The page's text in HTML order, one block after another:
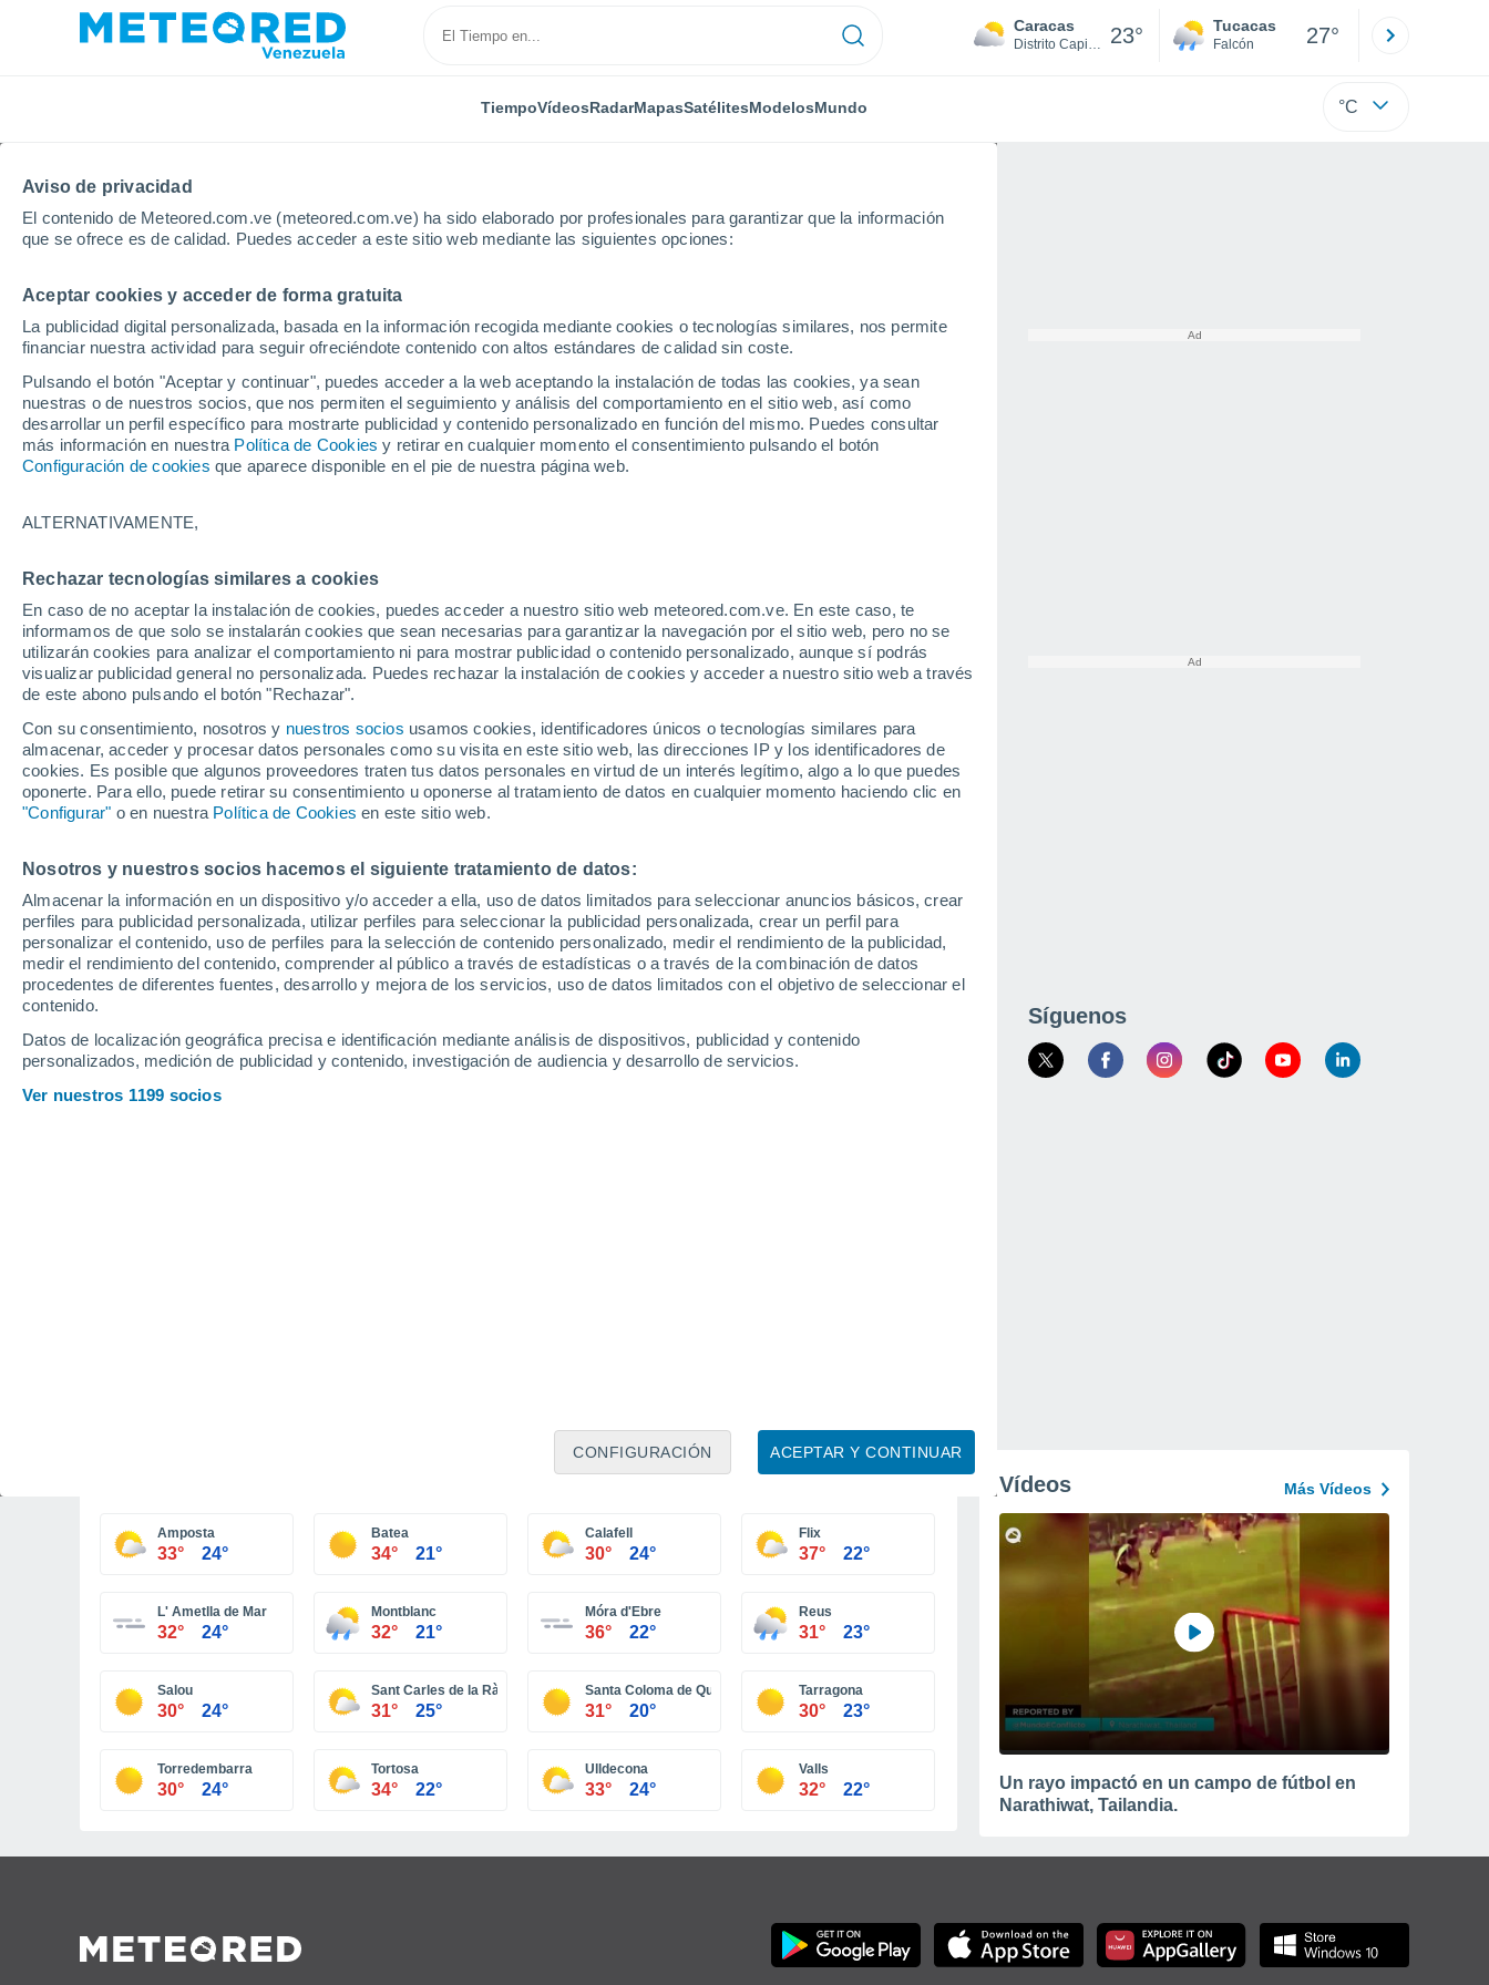
Aviso de privacidad
El contenido de Meteored.com.ve (meteored.com.ve) ha sido elaborado por profesionales para garantizar que la información
que se ofrece es de calidad. Puedes acceder a este sitio web mediante las siguientes opciones:
Aceptar cookies y acceder de forma gratuita
La publicidad digital personalizada, basada en la información recogida mediante cookies o tecnologías similares, nos permite
financiar nuestra actividad para seguir ofreciéndote contenido con altos estándares de calidad sin coste.
Pulsando el botón "Aceptar y continuar", puedes acceder a la web aceptando la instalación de todas las cookies, ya sean
nuestras o de nuestros socios, que nos permiten el seguimiento y análisis del comportamiento en el sitio web, así como
desarrollar un perfil específico para mostrarte publicidad y contenido personalizado en función del mismo. Puedes consultar
más información en nuestra Política de Cookies y retirar en cualquier momento el consentimiento pulsando el botón
Configuración de cookies que aparece disponible en el pie de nuestra página web.
ALTERNATIVAMENTE,
Rechazar tecnologías similares a cookies
En caso de no aceptar la instalación de cookies, puedes acceder a nuestro sitio web meteored.com.ve. En este caso, te
informamos de que solo se instalarán cookies que sean necesarias para garantizar la navegación por el sitio web, pero no se
utilizarán cookies para analizar el comportamiento ni para mostrar publicidad o contenido personalizado, aunque sí podrás
visualizar publicidad general no personalizada. Puedes rechazar la instalación de cookies y acceder a nuestro sitio web a través
de este abono pulsando el botón "Rechazar".
Con su consentimiento, nosotros y nuestros socios usamos cookies, identificadores únicos o tecnologías similares para
almacenar, acceder y procesar datos personales como su visita en este sitio web, las direcciones IP y los identificadores de
cookies. Es posible que algunos proveedores traten tus datos personales en virtud de un interés legítimo, algo a lo que puedes
oponerte. Para ello, puede retirar su consentimiento u oponerse al tratamiento de datos en cualquier momento haciendo clic en
"Configurar" o en nuestra Política de Cookies en este sitio web.
Nosotros y nuestros socios hacemos el siguiente tratamiento de datos:
Almacenar la información en un dispositivo y/o acceder a ella, uso de datos limitados para seleccionar anuncios básicos, crear
perfiles para publicidad personalizada, utilizar perfiles para seleccionar la publicidad personalizada, crear un perfil para
personalizar el contenido, uso de perfiles para la selección de contenido personalizado, medir el rendimiento de la publicidad,
medir el rendimiento del contenido, comprender al público a través de estadísticas o a través de la combinación de datos
procedentes de diferentes fuentes, desarrollo y mejora de los servicios, uso de datos limitados con el objetivo de seleccionar el
contenido.
Datos de localización geográfica precisa e identificación mediante análisis de dispositivos, publicidad y contenido
personalizados, medición de publicidad y contenido, investigación de audiencia y desarrollo de servicios.
Ver nuestros 1199 socios
ACEPTAR Y CONTINUAR
CONFIGURACIÓN
Caracas
Distrito Capital 23° Tucacas
Falcón 27°
TiempoVídeosRadarMapasSatélitesModelosMundo °C
Inicio España Cataluña Provincia de Tarragona
Tiempo en la Provincia de Tarragona
Hoy, 7 agosto Todo el día Símbolo
L' Ametlla de
21°
Batea
30°
24°
32°
21°
32°
22°
Cornudella
de Montsant
22°
Móra d'Ebre
31°
de la Ràpita
30°
24°
Salou
Tamarit
22°
els Reguers
Síguenos
Amposta
33° 24°
Batea
34° 21°
Calafell
30° 24°
Flix
37° 22°
L' Ametlla de Mar
32° 24°
Montblanc
32° 21°
Móra d'Ebre
36° 22°
Reus
31° 23°
Salou
30° 24°
Sant Carles de la Ràpita
31° 25°
Santa Coloma de Queralt
31° 20°
Tarragona
30° 23°
Torredembarra
30° 24°
Tortosa
34° 22°
Ulldecona
33° 24°
Valls
32° 22°
Vídeos Más Vídeos
Un rayo impactó en un campo de fútbol en
Narathiwat, Tailandia.